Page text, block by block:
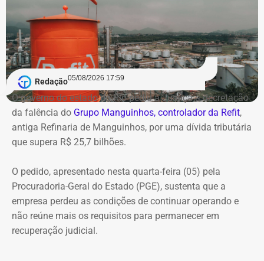
Redação05/08/2026 17:59
O governo do estado do Rio pediu à Justiça a decretação
da falência do Grupo Manguinhos, controlador da Refit,
antiga Refinaria de Manguinhos, por uma dívida tributária
que supera R$ 25,7 bilhões.
O pedido, apresentado nesta quarta-feira (05) pela
Procuradoria-Geral do Estado (PGE), sustenta que a
empresa perdeu as condições de continuar operando e
não reúne mais os requisitos para permanecer em
recuperação judicial.